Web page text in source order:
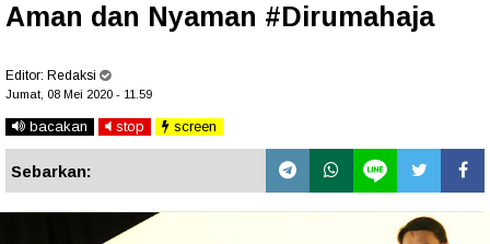
Aman dan Nyaman #Dirumahaja
Editor: Redaksi
Jumat, 08 Mei 2020 - 11.59
bacakan stop screen
Sebarkan: